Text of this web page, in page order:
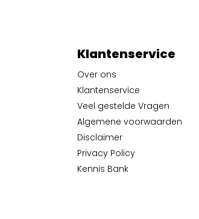
Klantenservice
Over ons
Klantenservice
Veel gestelde Vragen
Algemene voorwaarden
Disclaimer
Privacy Policy
Kennis Bank